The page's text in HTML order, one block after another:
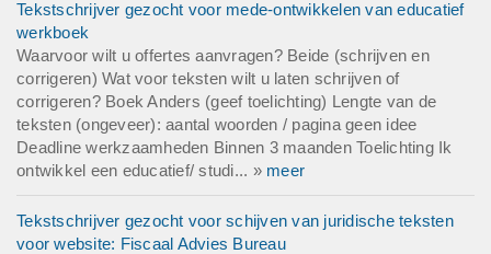
Tekstschrijver gezocht voor mede-ontwikkelen van educatief
werkboek
Waarvoor wilt u offertes aanvragen? Beide (schrijven en
corrigeren) Wat voor teksten wilt u laten schrijven of
corrigeren? Boek Anders (geef toelichting) Lengte van de
teksten (ongeveer): aantal woorden / pagina geen idee
Deadline werkzaamheden Binnen 3 maanden Toelichting Ik
ontwikkel een educatief/ studi... » meer
Tekstschrijver gezocht voor schijven van juridische teksten
voor website: Fiscaal Advies Bureau